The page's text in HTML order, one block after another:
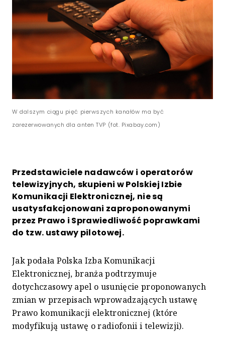
W dalszym ciągu pięć pierwszych kanałów ma być
zarezerwowanych dla anten TVP (fot. Pixabay.com)
Przedstawiciele nadawców i operatorów
telewizyjnych, skupieni w Polskiej Izbie
Komunikacji Elektronicznej, nie są
usatysfakcjonowani zaproponowanymi
przez Prawo i Sprawiedliwość poprawkami
do tzw. ustawy pilotowej.
Jak podała Polska Izba Komunikacji
Elektronicznej, branża podtrzymuje
dotychczasowy apel o usunięcie proponowanych
zmian w przepisach wprowadzających ustawę
Prawo komunikacji elektronicznej (które
modyfikują ustawę o radiofonii i telewizji).